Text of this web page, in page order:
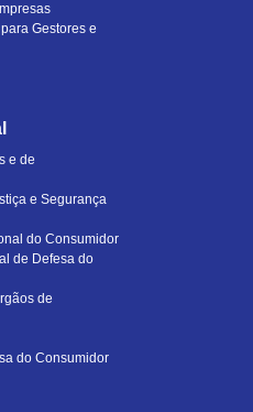
Gestores e
e de
e Segurança
do Consumidor
de Defesa do
de
do Consumidor